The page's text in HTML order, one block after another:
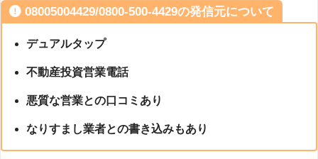
08005004429/0800-500-4429の発信元について
デュアルタップ
不動産投資営業電話
悪質な営業との口コミあり
なりすまし業者との書き込みもあり